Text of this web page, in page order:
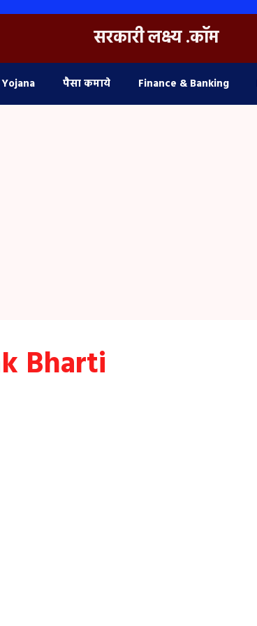
सरकारी लक्ष्य .कॉम
पैसा कमाये Finance & Banking
Bharti